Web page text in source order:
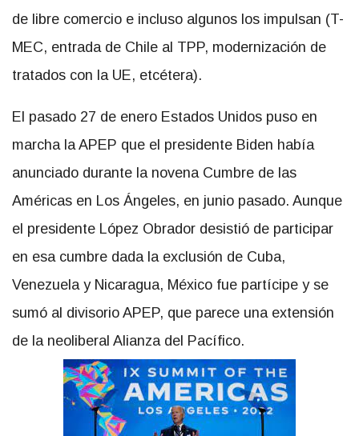
de libre comercio e incluso algunos los impulsan (T-
MEC, entrada de Chile al TPP, modernización de
tratados con la UE, etcétera).
El pasado 27 de enero Estados Unidos puso en
marcha la APEP que el presidente Biden había
anunciado durante la novena Cumbre de las
Américas en Los Ángeles, en junio pasado. Aunque
el presidente López Obrador desistió de participar
en esa cumbre dada la exclusión de Cuba,
Venezuela y Nicaragua, México fue partícipe y se
sumó al divisorio APEP, que parece una extensión
de la neoliberal Alianza del Pacífico.